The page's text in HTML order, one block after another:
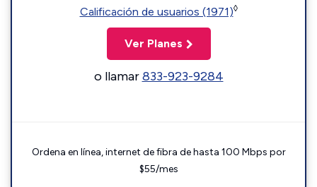
Calificación de usuarios (1971)◊
Ver Planes
o llamar833-923-9284
Ordena en línea, internet de fibra de hasta 100 Mbps por
$55/mes